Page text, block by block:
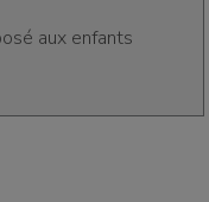
aux enfants